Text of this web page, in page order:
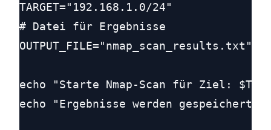
TARGET="192.168.1.0/24"
# Datei für Ergebnisse
OUTPUT_FILE="nmap_scan_results.txt"
echo "Starte Nmap-Scan für Ziel:
echo "Ergebnisse werden gespeichert in: